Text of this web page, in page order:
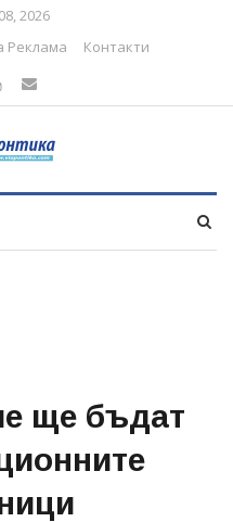
2026
Реклама Контакти
ще бъдат